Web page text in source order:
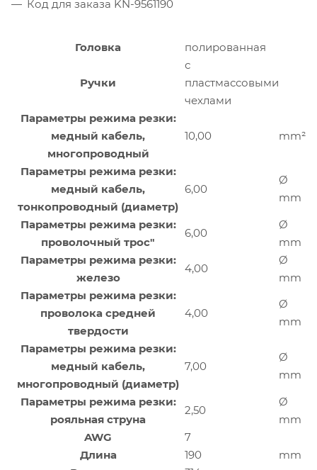
Код для заказа KN-9561190
Головка полированная
Ручки
с
пластмассовыми
чехлами
Параметры режима резки:
медный кабель,
многопроводный
10,00 mm²
Параметры режима резки:
медный кабель,
тонкопроводный (диаметр)
6,00
Ø
mm
Параметры режима резки:
проволочный трос"
6,00
Ø
mm
Параметры режима резки:
железо
4,00
Ø
mm
Параметры режима резки:
проволока средней
твердости
4,00
Ø
mm
Параметры режима резки:
медный кабель,
многопроводный (диаметр)
7,00
Ø
mm
Параметры режима резки:
рояльная струна
2,50
Ø
mm
AWG
7
Длина
190
mm